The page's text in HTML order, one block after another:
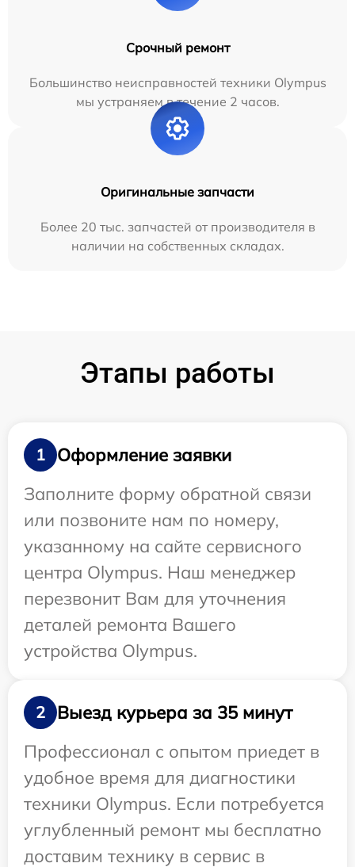
Срочный ремонт
Большинство неисправностей техники Olympus
мы устраняем в течение 2 часов.
Оригинальные запчасти
Более 20 тыс. запчастей от производителя в
наличии на собственных складах.
Этапы работы
1
Оформление заявки
Заполните форму обратной связи
или позвоните нам по номеру,
указанному на сайте сервисного
центра Olympus. Наш менеджер
перезвонит Вам для уточнения
деталей ремонта Вашего
устройства Olympus.
2
Выезд курьера за 35 минут
Профессионал с опытом приедет в
удобное время для диагностики
техники Olympus. Если потребуется
углубленный ремонт мы бесплатно
доставим технику в сервис в